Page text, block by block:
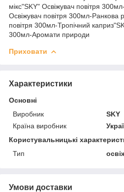
мікс"SKY" Освіжувач повітря
Освіжувач повітря 300мл-Ранкова
повітря 300мл-Тропічний
300мл-Аромати природи
Приховати
Характеристики
Основні
Виробник
SKY
Країна виробник
Користувальницькі
Тип
Умови доставки